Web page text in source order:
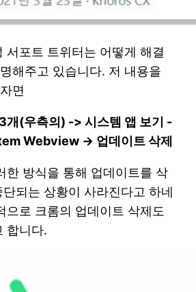
서포트 트위터는 어떻게 해결
해주고 있습니다. 저 내용을
면
개(우측의) -> 시스템 앱 보기 -
Webview -> 업데이트 삭제
한 방식을 통해 업데이트를 삭
되는 상황이 사라진다고 하네
으로 크롬의 업데이트 삭제도
합니다.